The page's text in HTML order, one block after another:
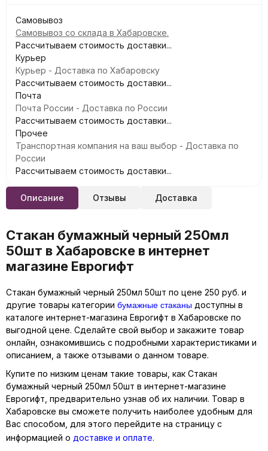
Самовывоз
Самовывоз со склада в Хабаровске.
Рассчитываем стоимость доставки...
Курьер
Курьер - Доставка по Хабаровску
Рассчитываем стоимость доставки...
Почта
Почта России - Доставка по России
Рассчитываем стоимость доставки...
Прочее
Транспортная компания на ваш выбор - Доставка по
России
Рассчитываем стоимость доставки...
Описание Отзывы Доставка
Стакан бумажный черный 250мл
50шт в Хабаровске в интернет
магазине Еврогифт
Стакан бумажный черный 250мл 50шт по цене 250 руб. и
другие товары категории бумажные стаканы доступны в
каталоге интернет-магазина Еврогифт в Хабаровске по
выгодной цене. Сделайте свой выбор и закажите товар
онлайн, ознакомившись с подробными характеристиками и
описанием, а также отзывами о данном товаре.
Купите по низким ценам такие товары, как Стакан
бумажный черный 250мл 50шт в интернет-магазине
Еврогифт, предварительно узнав об их наличии. Товар в
Хабаровске вы сможете получить наиболее удобным для
Вас способом, для этого перейдите на страницу с
информацией о доставке и оплате.